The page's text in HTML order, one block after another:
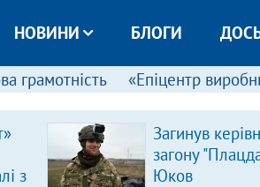
НОВИНИ БЛОГИ
грамотність «Епіцентр
з
Загинув
загону
Юков